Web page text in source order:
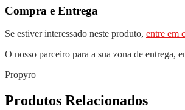
Compra e Entrega
Se estiver interessado neste produto, entre em
O nosso parceiro para a sua zona de entrega,
Propyro
Produtos Relacionados